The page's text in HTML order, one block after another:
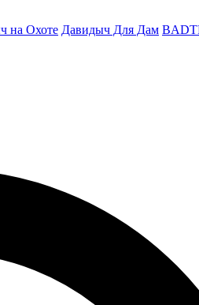
на Охоте Давидыч Для Дам